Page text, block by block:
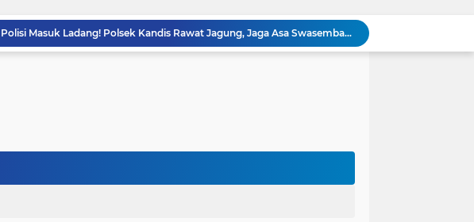
Polisi Masuk Ladang! Polsek Kandis Rawat Jagung, Jaga Asa Swasembada Pangan
Babinsa Sertu Ridho Utomo Gelar Giat Kampung Pancasila
Babinsa Kandis Berpatroli Karhutla di Wilayah Kampung Sam Sam
“Tak Sekadar Mengawal Keamanan, Polsek Kandis Turun ke Lahan Jagung Kawal Ketahanan Pangan
Dua Personel Babinsa Kandis Melakukan Patroli Pengamanan dan Komsos Tentang SKK Migas